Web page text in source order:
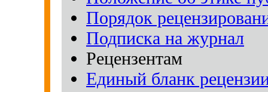
Порядок
Подписка на журнал
Рецензентам
Единый бланк